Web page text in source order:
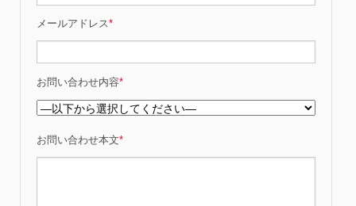
メールアドレス*
お問い合わせ内容*
お問い合わせ本文*